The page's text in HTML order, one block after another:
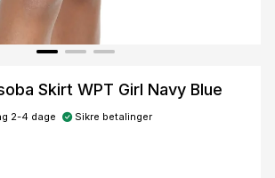
Skirt WPT Girl Navy Blue
2-4 dage Sikre betalinger